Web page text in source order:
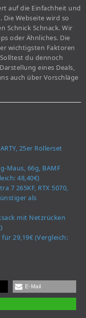
auf die Einfachheit und
Webseite wird so
Schnick Schnack. Wir
oder Ähnliches. Die
wichtigsten Faktoren
du dennoch
eines Deals,
auch über Vorschläge
25er Rollerset
Maus, 66g, BAMF
48,40€)
7 265KF, RTX 5070,
als
mit Netzrücken
für 29,19€ (Vergleich:
E-Mail